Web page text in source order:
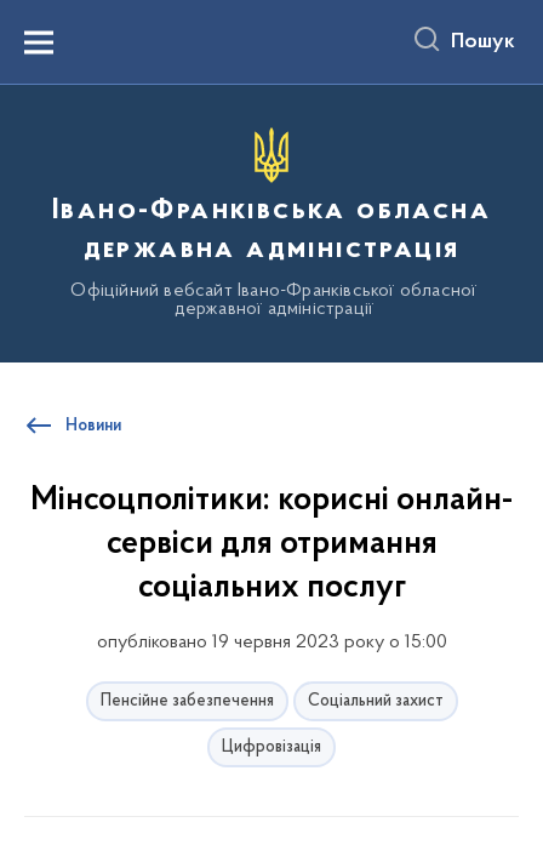
вмістуMenu Пошук
Івано-Франківська обласна
державна адміністрація
Офіційний вебсайт Івано-Франківської обласної
державної адміністрації
Новини
Мінсоцполітики: корисні онлайн-
сервіси для отримання
соціальних послуг
опубліковано 19 червня 2023 року о 15:00
Пенсійне забезпечення Соціальний захист
Цифровізація